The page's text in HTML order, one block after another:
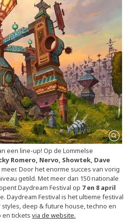
een line-up! Op de Lommelse
Romero, Nervo, Showtek, Dave
Door het enorme succes van vorig
getild. Met meer dan 150 nationale
Daydream Festival op 7 en 8 april
Daydream Festival is het ultieme festival
deep & future house, techno en
en tickets via de website.